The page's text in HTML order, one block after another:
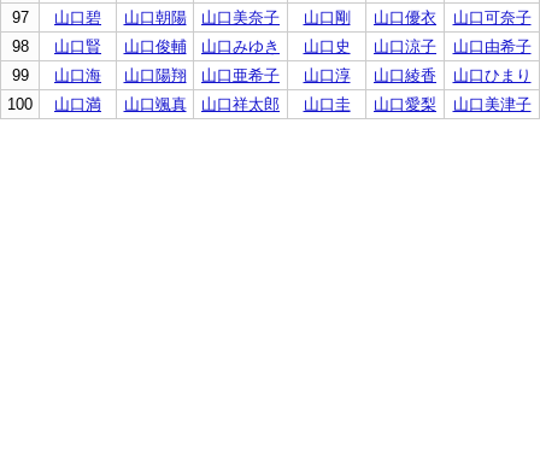
97
山口碧 山口朝陽 山口美奈子 山口剛 山口優衣
山口可奈子
98
山口賢 山口俊輔 山口みゆき 山口史 山口涼子
山口由希子
99
山口海 山口陽翔 山口亜希子 山口淳 山口綾香
山口ひまり
100
山口満 山口颯真 山口祥太郎 山口圭 山口愛梨 山口美津子